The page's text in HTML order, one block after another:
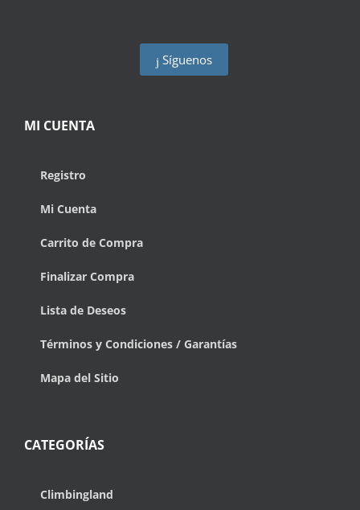
Síguenos
MI CUENTA
Registro
Mi Cuenta
Carrito de Compra
Finalizar Compra
Lista de Deseos
Términos y Condiciones / Garantías
Mapa del Sitio
CATEGORÍAS
Climbingland